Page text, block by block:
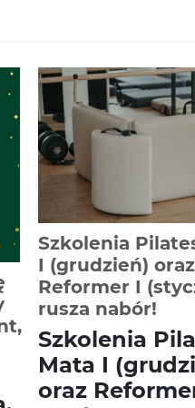
całość
Szkolenia
I (grudzień) oraz
Reformer I
rusza nabór!-
Szkole­nia
Mata I
oraz